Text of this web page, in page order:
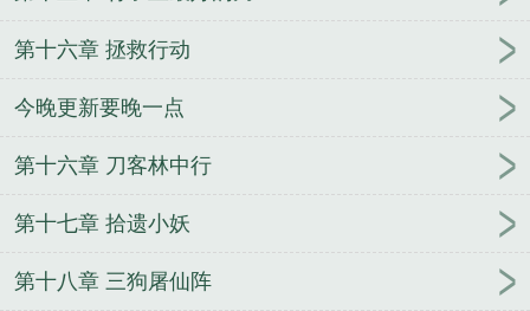
第十六章 拯救行动
今晚更新要晚一点
第十六章 刀客林中行
第十七章 拾遗小妖
第十八章 三狗屠仙阵